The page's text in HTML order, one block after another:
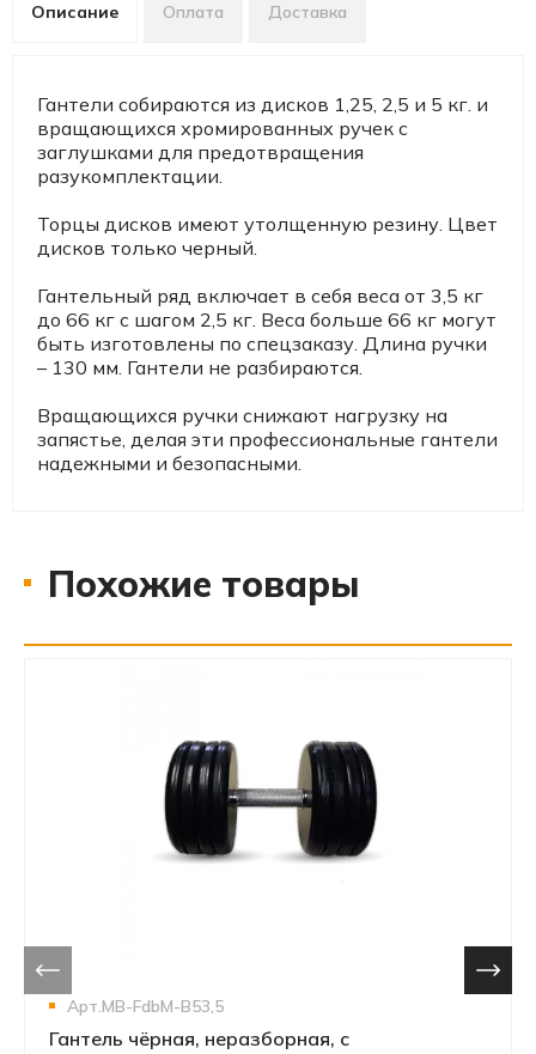
Описание Оплата Доставка
Гантели собираются из дисков 1,25, 2,5 и 5 кг. и
вращающихся хромированных ручек с
заглушками для предотвращения
разукомплектации.
Торцы дисков имеют утолщенную резину. Цвет
дисков только черный.
Гантельный ряд включает в себя веса от 3,5 кг
до 66 кг с шагом 2,5 кг. Веса больше 66 кг могут
быть изготовлены по спецзаказу. Длина ручки
– 130 мм. Гантели не разбираются.
Вращающихся ручки снижают нагрузку на
запястье, делая эти профессиональные гантели
надежными и безопасными.
Похожие товары
Арт.MB-FdbM-B53,5
Гантель чёрная, неразборная, с